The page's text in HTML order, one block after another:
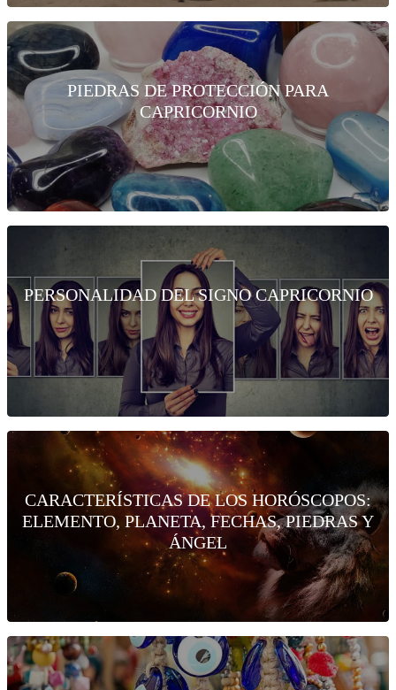
PIEDRAS DE PROTECCIÓN PARA
CAPRICORNIO
PERSONALIDAD DEL SIGNO CAPRICORNIO
CARACTERÍSTICAS DE LOS HORÓSCOPOS:
ELEMENTO, PLANETA, FECHAS, PIEDRAS Y
ÁNGEL